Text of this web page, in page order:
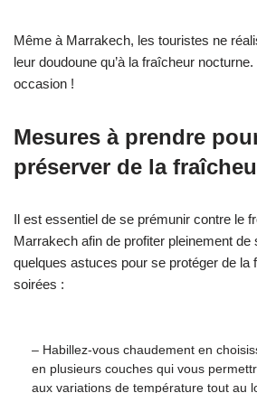
Même à Marrakech, les touristes ne
leur doudoune qu’à la fraîcheur
occasion !
Mesures à prendre
préserver de la
Il est essentiel de se prémunir contre le
Marrakech afin de profiter pleinement de
quelques astuces pour se protéger de la
soirées :
– Habillez-vous chaudement en
en plusieurs couches qui vous
aux variations de température tout au